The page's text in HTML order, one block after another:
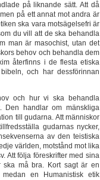
på liknande sätt. Att då
på ett annat mot andra är
ska vara motsägelsefri är
du vill att de ska behandla
man är masochist, utan det
behov och behandla dem
återfinns i de flesta etiska
och har dessförinnan
och hur vi ska behandla
handlar om mänskliga
till gudarna. Att människor
gudarnas nycker,
av den teistiska
världen, motstånd mot lika
Att följa föreskrifter med sina
ska må bra. Kort sagt är en
en Humanistisk etik